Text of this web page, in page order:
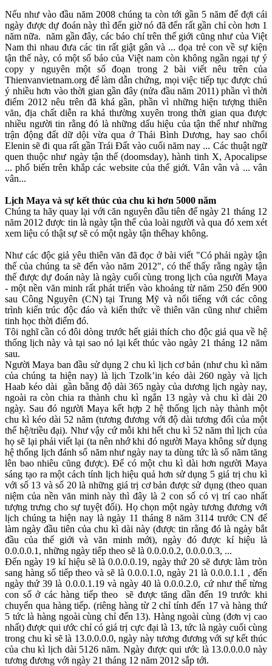
Nếu như vào đầu năm 2008 chúng ta còn tới gần 5 năm để đợi cái
ngày được dự đoán này thì đến giờ nó đã đến rất gần chỉ còn hơn 1
năm nữa. năm gần đây, các báo chí trên thế giới cũng như của Việt
Nam thi nhau đưa các tin rất giật gân và ... dọa trẻ con về sự kiện
tận thế này, có một số báo của Việt nam còn không ngần ngại tự ý
copy y nguyên một số đoạn trong 2 bài viết nêu trên của
Thienvanvietnam.org để làm dẫn chứng, mọi việc tiếp tục được chú
ý nhiều hơn vào thời gian gần đây (nửa đầu năm 2011) phần vì thời
điểm 2012 nêu trên đã khá gần, phần vì những hiện tượng thiên
văn, địa chất diễn ra khá thường xuyên trong thời gian qua được
nhiều người tin rằng đó là những dấu hiệu của tận thế như những
trận động đất dữ dội vừa qua ở Thái Bình Dương, hay sao chổi
Elenin sẽ đi qua rất gần Trái Đất vào cuối năm nay ... Các thuật ngữ
quen thuộc như ngày tận thế (doomsday), hành tinh X, Apocalipse
... phổ biến trên khắp các website của thế giới. Vân vân và ... vân
vân...
Lịch Maya và sự kết thúc của chu kì hơn 5000 năm
Chúng ta hãy quay lại với căn nguyên đầu tiên để ngày 21 tháng 12
năm 2012 được tin là ngày tận thế của loài người và qua đó xem xét
xem liệu có thật sự sẽ có một ngày tận thếhay không.
Như các độc giả yêu thiên văn đã đọc ở bài viết "Có phải ngày tận
thế của chúng ta sẽ đến vào năm 2012", có thể thấy rằng ngày tận
thế được dự đoán này là ngày cuối cùng trong lịch của người Maya
- một nền văn minh rất phát triển vào khoảng từ năm 250 đến 900
sau Công Nguyên (CN) tại Trung Mỹ và nổi tiếng với các công
trình kiến trúc độc đáo và kiến thức về thiên văn cũng như chiêm
tinh học thời điểm đó.
Tôi nghĩ cần có đôi dòng trước hết giải thích cho độc giả qua về hệ
thống lịch này và tại sao nó lại kết thúc vào ngày 21 tháng 12 năm
sau.
Người Maya ban đầu sử dụng 2 chu kì lịch cơ bản (như chu kì năm
của chúng ta hiện nay) là lịch Tzolk’in kéo dài 260 ngày và lịch
Haab kéo dài gần bằng độ dài 365 ngày của dương lịch ngày nay,
ngoài ra còn chia ra thành chu kì ngắn 13 ngày và chu kì dài 20
ngày. Sau đó người Maya kết hợp 2 hệ thống lịch này thành một
chu kì kéo dài 52 năm (tương đương với độ dài tương đối của một
thế hệ/triều đại). Như vậy cứ mỗi khi hết chu kì 52 năm thì lịch của
họ sẽ lại phải viết lại (ta nên nhớ khi đó người Maya không sử dụng
hệ thống lịch đánh số năm như ngày nay ta dùng tức là số năm tăng
lên bao nhiêu cũng được). Để có một chu kì dài hơn người Maya
sáng tạo ra một cách tính lịch hiệu quả hơn sử dụng 5 giá trị chu kì
với số 13 và số 20 là những giá trị cơ bản được sử dụng (theo quan
niệm của nền văn minh này thì đây là 2 con số có vị trí cao nhất
tượng trưng cho sự tuyệt đối). Họ chọn một ngày tương đương với
lịch chúng ta hiện nay là ngày 11 tháng 8 năm 3114 trước CN để
làm ngày đầu tiên của chu kì dài này (được tin rằng đó là ngày bắt
đầu của thế giới và văn minh mới), ngày đó được kí hiệu là
0.0.0.0.1, những ngày tiếp theo sẽ là 0.0.0.0.2, 0.0.0.0.3, ...
Đến ngày 19 kí hiệu sẽ là 0.0.0.0.19, ngày thứ 20 sẽ được làm tròn
sang hàng số tiếp theo và sẽ là 0.0.0.1.0, ngày 21 là 0.0.0.1.1 , đến
ngày thứ 39 là 0.0.0.1.19 và ngày 40 là 0.0.0.2.0, cứ như thế từng
con số ở các hàng tiếp theo sẽ được tăng dần đến 19 trước khi
chuyển qua hàng tiếp. (riêng hàng từ 2 chỉ tính đến 17 và hàng thứ
5 tức là hàng ngoài cùng chỉ đến 13). Hàng ngoài cùng (đơn vị cao
nhất) được qui ước chỉ có giá trị cực đại là 13, tức là ngày cuối cùng
trong chu kì sẽ là 13.0.0.0.0, ngày này tương đương với sự kết thúc
của chu kì lịch dài 5126 năm. Ngày được qui ước là 13.0.0.0.0 này
tương đương với ngày 21 tháng 12 năm 2012 sắp tới.